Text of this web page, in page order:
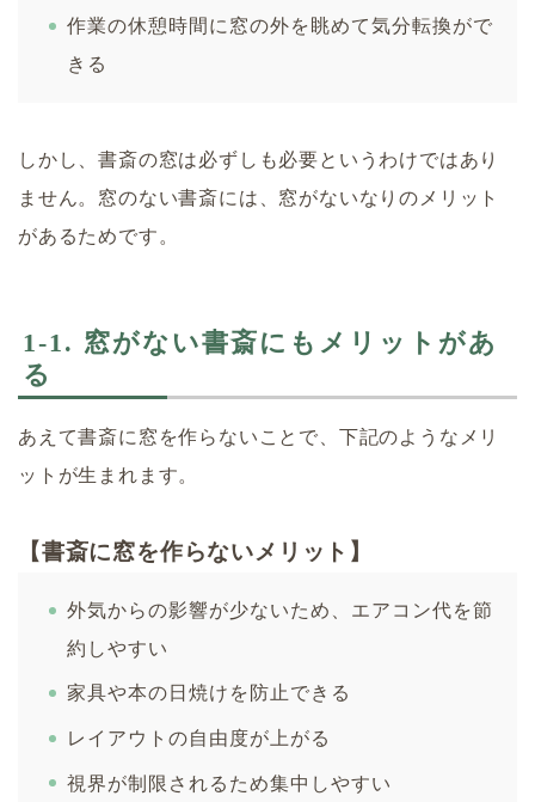
作業の休憩時間に窓の外を眺めて気分転換がで
きる
しかし、書斎の窓は必ずしも必要というわけではあり
ません。窓のない書斎には、窓がないなりのメリット
があるためです。
1-1. 窓がない書斎にもメリットがあ
る
あえて書斎に窓を作らないことで、下記のようなメリ
ットが生まれます。
【書斎に窓を作らないメリット】
外気からの影響が少ないため、エアコン代を節
約しやすい
家具や本の日焼けを防止できる
レイアウトの自由度が上がる
視界が制限されるため集中しやすい